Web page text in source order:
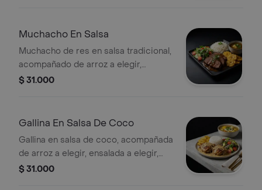
Muchacho En Salsa
Muchacho de res en salsa tradicional,
acompañado de arroz a elegir,
ensalada a elegir, patacones y sopa.
$ 31.000
Gallina En Salsa De Coco
Gallina en salsa de coco, acompañada
de arroz a elegir, ensalada a elegir,
patacones y sopa.
$ 31.000